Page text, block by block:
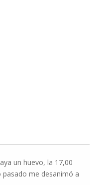
un huevo, la
pasado me desanimó a